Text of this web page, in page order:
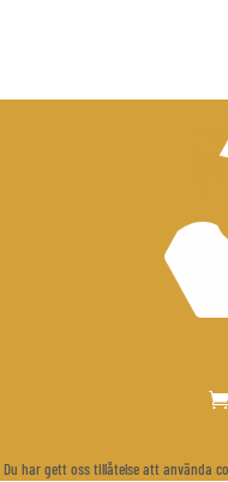
Du har gett oss tillåtelse att använda